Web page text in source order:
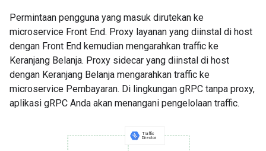
Permintaan pengguna yang masuk dirutekan ke
microservice Front End. Proxy layanan yang diinstal di host
dengan Front End kemudian mengarahkan traffic ke
Keranjang Belanja. Proxy sidecar yang diinstal di host
dengan Keranjang Belanja mengarahkan traffic ke
microservice Pembayaran. Di lingkungan gRPC tanpa proxy,
aplikasi gRPC Anda akan menangani pengelolaan traffic.